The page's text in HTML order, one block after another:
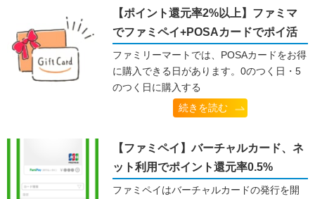
【ポイント還元率2%以上】ファミマ
でファミペイ+POSAカードでポイ活
ファミリーマートでは、POSAカードをお得
に購入できる日があります。0のつく日・5
のつく日に購入する
続きを読む
【ファミペイ】バーチャルカード、ネ
ット利用でポイント還元率0.5%
ファミペイはバーチャルカードの発行を開